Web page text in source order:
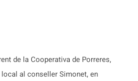
de la Cooperativa de Porreres,
al conseller Simonet, en